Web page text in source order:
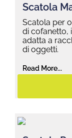
Scatola
Scatola per
di cofanetto,
adatta a
di oggetti.
Read More...